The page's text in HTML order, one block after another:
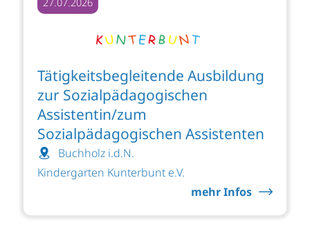
Tätigkeitsbegleitende Ausbildung
zur Sozialpädagogischen
Assistentin/zum
Sozialpädagogischen Assistenten
Buchholz i.d.N.
Kindergarten Kunterbunt e.V.
mehr Infos